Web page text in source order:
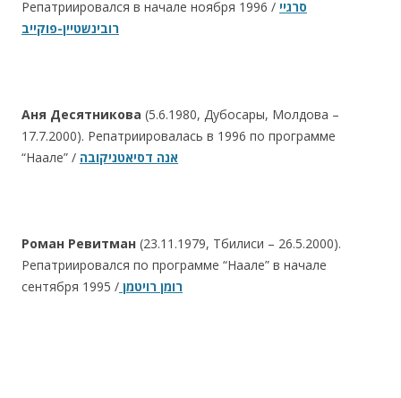
Репатриировался в начале ноября 1996 / סרגיי
רובינשטיין-פוקייב
Аня Десятникова (5.6.1980, Дубосары, Молдова –
17.7.2000). Репатриировалась в 1996 по программе
“Наале” / אנה דסיאטניקובה
Роман Ревитман (23.11.1979, Тбилиси – 26.5.2000).
Репатриировался по программе “Наале” в начале
сентября 1995 / רומן רויטמן